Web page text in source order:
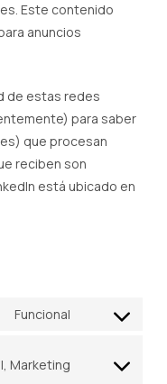
Este contenido
anuncios
de estas redes
para saber
que procesan
reciben son
está ubicado en
Funcional
Consent
service
Marketing
Consent